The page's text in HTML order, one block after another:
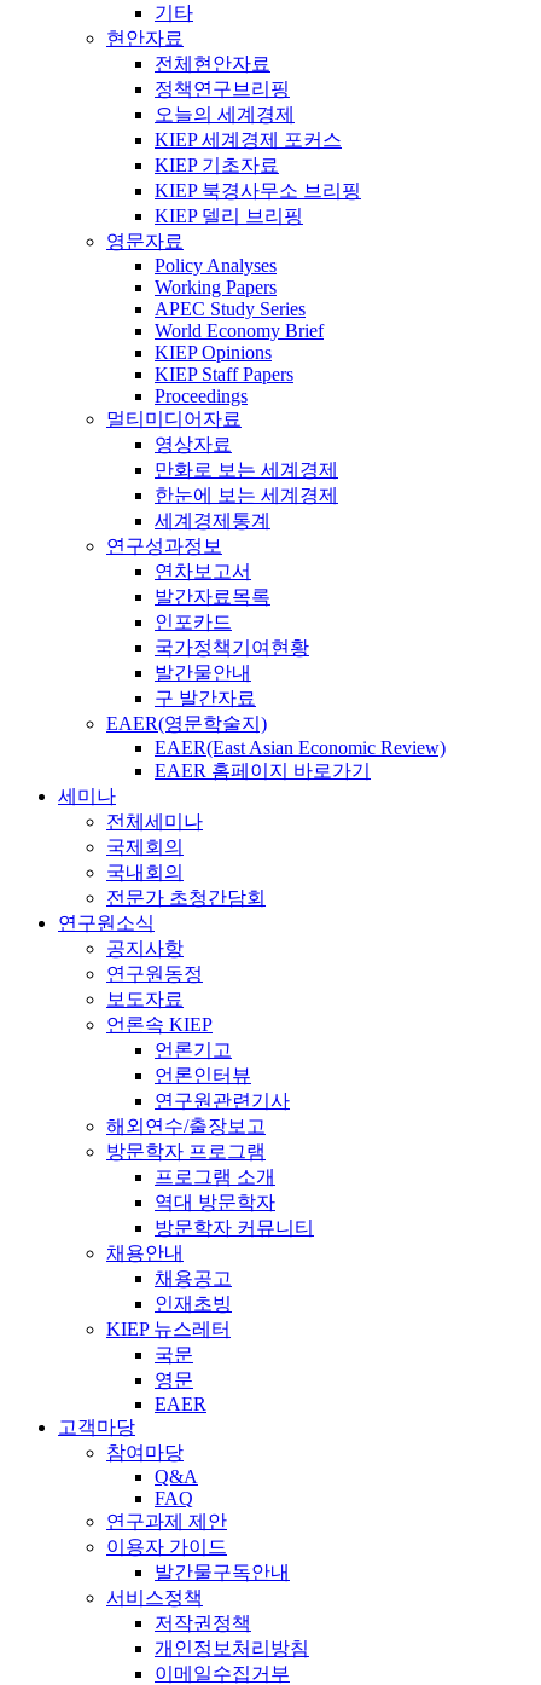
기타
현안자료
전체현안자료
정책연구브리핑
오늘의 세계경제
KIEP 세계경제 포커스
KIEP 기초자료
KIEP 북경사무소 브리핑
KIEP 델리 브리핑
영문자료
Policy Analyses
Working Papers
APEC Study Series
World Economy Brief
KIEP Opinions
KIEP Staff Papers
Proceedings
멀티미디어자료
영상자료
만화로 보는 세계경제
한눈에 보는 세계경제
세계경제통계
연구성과정보
연차보고서
발간자료목록
인포카드
국가정책기여현황
발간물안내
구 발간자료
EAER(영문학술지)
EAER(East Asian Economic Review)
EAER 홈페이지 바로가기
세미나
전체세미나
국제회의
국내회의
전문가 초청간담회
연구원소식
공지사항
연구원동정
보도자료
언론속 KIEP
언론기고
언론인터뷰
연구원관련기사
해외연수/출장보고
방문학자 프로그램
프로그램 소개
역대 방문학자
방문학자 커뮤니티
채용안내
채용공고
인재초빙
KIEP 뉴스레터
국문
영문
EAER
고객마당
참여마당
Q&A
FAQ
연구과제 제안
이용자 가이드
발간물구독안내
서비스정책
저작권정책
개인정보처리방침
이메일수집거부